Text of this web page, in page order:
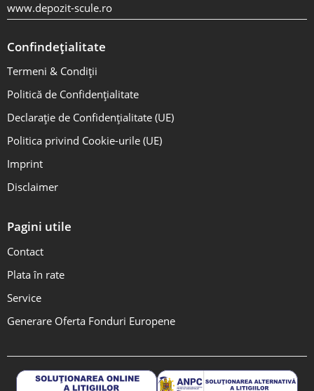
www.depozit-scule.ro
Confindețialitate
Termeni & Condiții
Politică de Confidențialitate
Declarație de Confidențialitate (UE)
Politica privind Cookie-urile (UE)
Imprint
Disclaimer
Pagini utile
Contact
Plata în rate
Service
Generare Oferta Fonduri Europene